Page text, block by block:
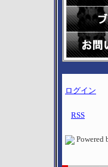
ログイン
RSS